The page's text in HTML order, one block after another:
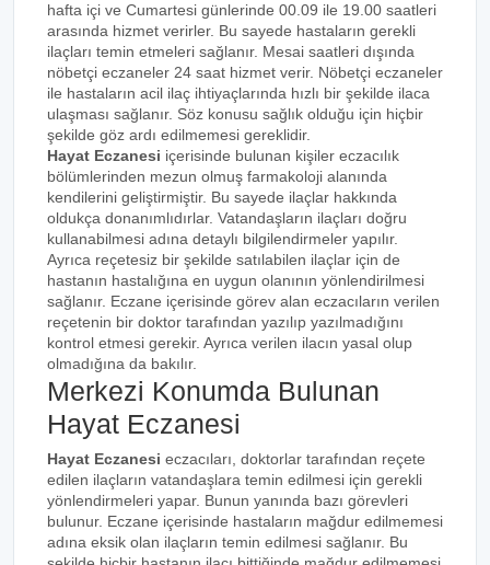
hafta içi ve Cumartesi günlerinde 00.09 ile 19.00 saatleri
arasında hizmet verirler. Bu sayede hastaların gerekli
ilaçları temin etmeleri sağlanır. Mesai saatleri dışında
nöbetçi eczaneler 24 saat hizmet verir. Nöbetçi eczaneler
ile hastaların acil ilaç ihtiyaçlarında hızlı bir şekilde ilaca
ulaşması sağlanır. Söz konusu sağlık olduğu için hiçbir
şekilde göz ardı edilmemesi gereklidir.
Hayat Eczanesi içerisinde bulunan kişiler eczacılık
bölümlerinden mezun olmuş farmakoloji alanında
kendilerini geliştirmiştir. Bu sayede ilaçlar hakkında
oldukça donanımlıdırlar. Vatandaşların ilaçları doğru
kullanabilmesi adına detaylı bilgilendirmeler yapılır.
Ayrıca reçetesiz bir şekilde satılabilen ilaçlar için de
hastanın hastalığına en uygun olanının yönlendirilmesi
sağlanır. Eczane içerisinde görev alan eczacıların verilen
reçetenin bir doktor tarafından yazılıp yazılmadığını
kontrol etmesi gerekir. Ayrıca verilen ilacın yasal olup
olmadığına da bakılır.
Merkezi Konumda Bulunan
Hayat Eczanesi
Hayat Eczanesi eczacıları, doktorlar tarafından reçete
edilen ilaçların vatandaşlara temin edilmesi için gerekli
yönlendirmeleri yapar. Bunun yanında bazı görevleri
bulunur. Eczane içerisinde hastaların mağdur edilmemesi
adına eksik olan ilaçların temin edilmesi sağlanır. Bu